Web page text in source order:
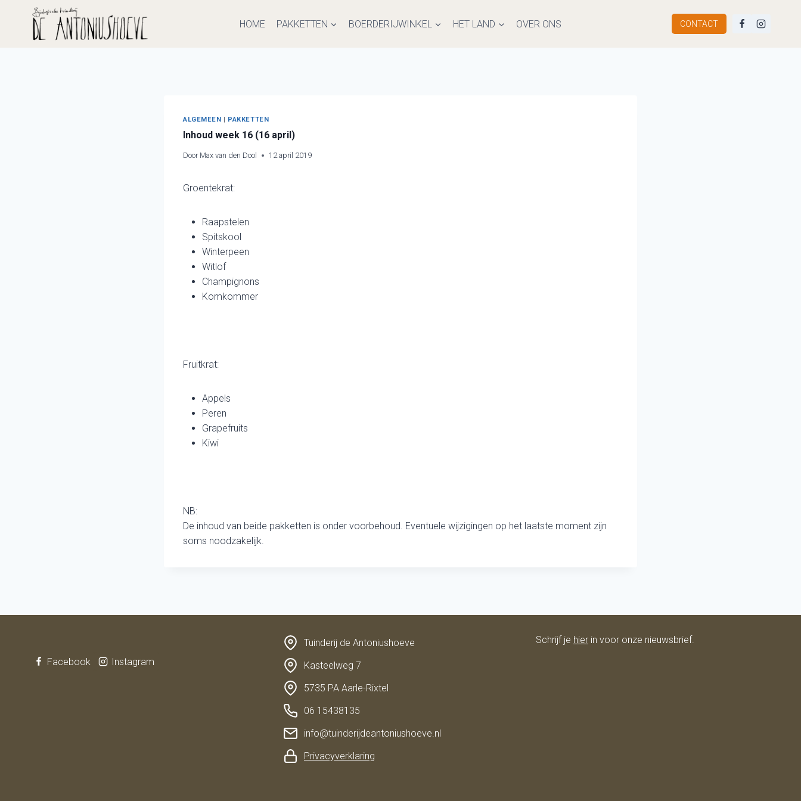
Doorgaan
HOME PAKKETTEN BOERDERIJWINKEL HET LAND OVER ONS CONTACT
ALGEMEEN | PAKKETTEN
Inhoud week 16 (16 april)
Door Max van den Dool 12 april 2019
Groentekrat:
Raapstelen
Spitskool
Winterpeen
Witlof
Champignons
Komkommer
Fruitkrat:
Appels
Peren
Grapefruits
Kiwi
NB:
De inhoud van beide pakketten is onder voorbehoud. Eventuele wijzigingen op het laatste moment zijn
soms noodzakelijk.
Facebook Instagram
Tuinderij de Antoniushoeve
Kasteelweg 7
5735 PA Aarle-Rixtel
06 15438135
info@tuinderijdeantoniushoeve.nl
Privacyverklaring
Schrijf je hier in voor onze nieuwsbrief.